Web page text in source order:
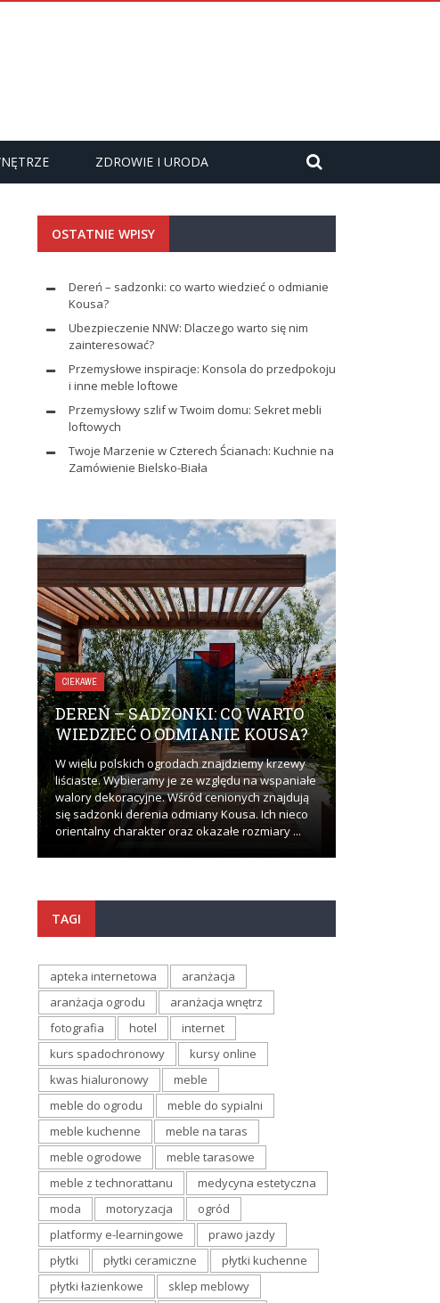
ZDROWIE I URODA
OSTATNIE WPISY
Dereń – sadzonki: co warto wiedzieć o odmianie
Kousa?
Ubezpieczenie NNW: Dlaczego warto się nim
zainteresować?
Przemysłowe inspiracje: Konsola do przedpokoju
i inne meble loftowe
Przemysłowy szlif w Twoim domu: Sekret mebli
loftowych
Twoje Marzenie w Czterech Ścianach: Kuchnie na
Zamówienie Bielsko-Biała
CIEKAWE
DEREŃ – SADZONKI: CO WARTO
WIEDZIEĆ O ODMIANIE KOUSA?
W wielu polskich ogrodach znajdziemy krzewy
liściaste. Wybieramy je ze względu na wspaniałe
walory dekoracyjne. Wśród cenionych znajdują
się sadzonki derenia odmiany Kousa. Ich nieco
orientalny charakter oraz okazałe rozmiary ...
TAGI
apteka internetowa
aranżacja
aranżacja ogrodu
aranżacja wnętrz
fotografia
hotel
internet
kurs spadochronowy
kursy online
kwas hialuronowy
meble
meble do ogrodu
meble do sypialni
meble kuchenne
meble na taras
meble ogrodowe
meble tarasowe
meble z technorattanu
medycyna estetyczna
moda
motoryzacja
ogród
platformy e-learningowe
prawo jazdy
płytki
płytki ceramiczne
płytki kuchenne
płytki łazienkowe
sklep meblowy